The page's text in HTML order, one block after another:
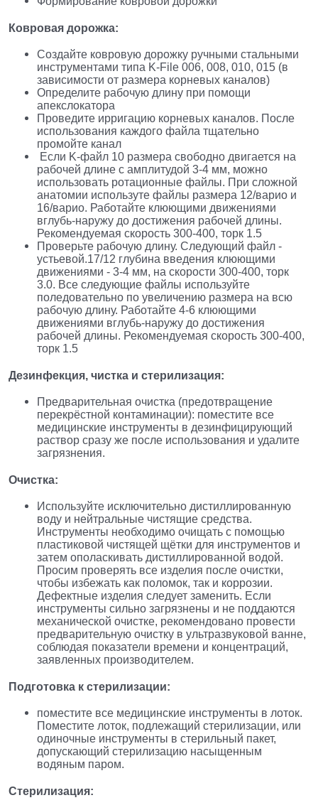
Ковровая дорожка:
Создайте ковровую дорожку ручными стальными
инструментами типа K-File 006, 008, 010, 015 (в
зависимости от размера корневых каналов)
Определите рабочую длину при помощи
апекслокатора
Проведите ирригацию корневых каналов. После
использования каждого файла тщательно
промойте канал
Если K-файл 10 размера свободно двигается на
рабочей длине с амплитудой 3-4 мм, можно
использовать ротационные файлы. При сложной
анатомии используте файлы размера 12/варио и
16/варио. Работайте клюющими движениями
вглубь-наружу до достижения рабочей длины.
Рекомендуемая скорость 300-400, торк 1.5
Проверьте рабочую длину. Следующий файл -
устьевой.17/12 глубина введения клюющими
движениями - 3-4 мм, на скорости 300-400, торк
3.0. Все следующие файлы используйте
поледовательно по увеличению размера на всю
рабочую длину. Работайте 4-6 клюющими
движениями вглубь-наружу до достижения
рабочей длины. Рекомендуемая скорость 300-400,
торк 1.5
Дезинфекция, чистка и стерилизация:
Предварительная очистка (предотвращение
перекрёстной контаминации): поместите все
медицинские инструменты в дезинфицирующий
раствор сразу же после использования и удалите
загрязнения.
Очистка:
Используйте исключительно дистиллированную
воду и нейтральные чистящие средства.
Инструменты необходимо очищать с помощью
пластиковой чистящей щётки для инструментов и
затем ополаскивать дистиллированной водой.
Просим проверять все изделия после очистки,
чтобы избежать как поломок, так и коррозии.
Дефектные изделия следует заменить. Если
инструменты сильно загрязнены и не поддаются
механической очистке, рекомендовано провести
предварительную очистку в ультразвуковой ванне,
соблюдая показатели времени и концентраций,
заявленных производителем.
Подготовка к стерилизации:
поместите все медицинские инструменты в лоток.
Поместите лоток, подлежащий стерилизации, или
одиночные инструменты в стерильный пакет,
допускающий стерилизацию насыщенным
водяным паром.
Стерилизация: